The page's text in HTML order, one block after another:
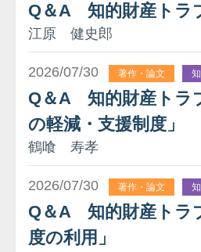
Q＆A 知的財産トラ
江原 健史郎
2026/07/30 著作・論文
Q＆A 知的財産トラ
の軽減・支援制度」
鶴喰 寿孝
2026/07/30 著作・論文
Q＆A 知的財産トラ
度の利用」